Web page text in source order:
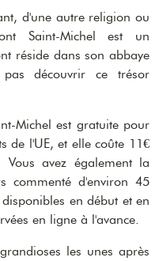
d'une autre religion ou
Saint-Michel est un
réside dans son abbaye
découvrir ce trésor
Michel est gratuite pour
de l'UE, et elle coûte 11€
avez également la
commenté d'environ 45
en début et en
en ligne à l'avance.
les unes après